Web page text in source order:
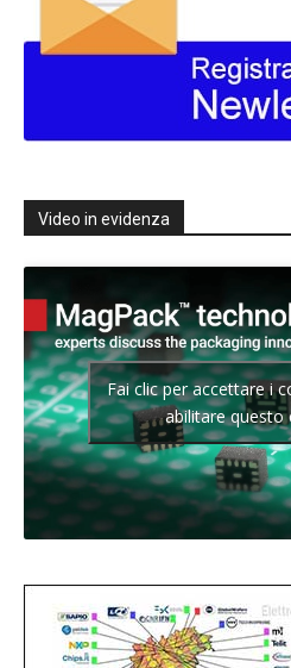
Video in evidenza
Fai clic per accettare i
abilitare questo